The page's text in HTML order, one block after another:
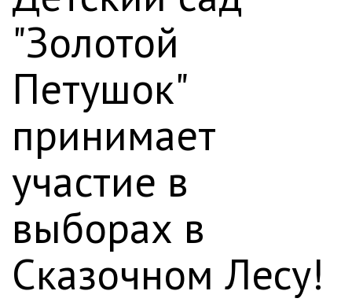
"Золотой
Петушок"
принимает
участие в
выборах в
Сказочном Лесу!